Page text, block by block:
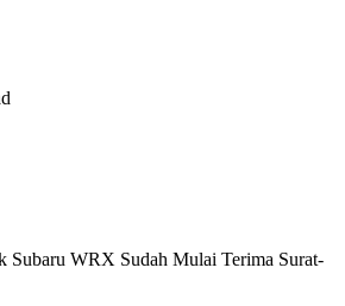
Subaru WRX Sudah Mulai Terima Surat-